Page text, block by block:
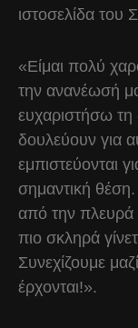
ιστοσελίδα
«Είμαι πολύ
την ανανέωσή
ευχαριστήσω τη
δουλεύουν για
εμπιστεύονται
σημαντική
από την
πιο σκληρά
Συνεχίζουμε
έρχονται!».